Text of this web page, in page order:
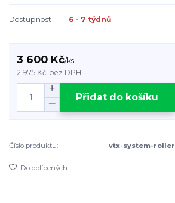
Dostupnost 6 - 7 týdnů
3 600 Kč/ks
2 975 Kč bez DPH
Přidat do košíku
Číslo produktu: vtx-system-roller
Do oblíbených